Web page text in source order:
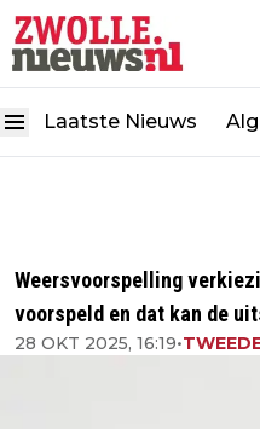
Laatste Nieuws
Weersvoorspelling
voorspeld en dat kan de
28 OKT 2025, 16:19•